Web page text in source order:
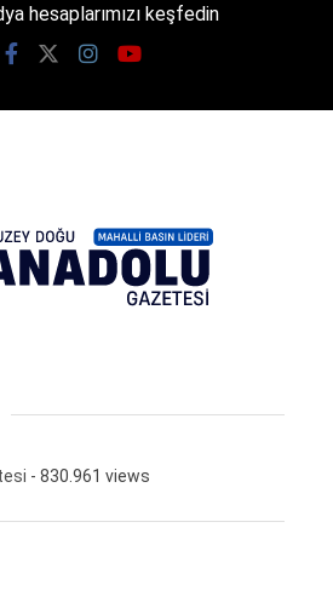
hesaplarımızı keşfedin
- 830.961 views